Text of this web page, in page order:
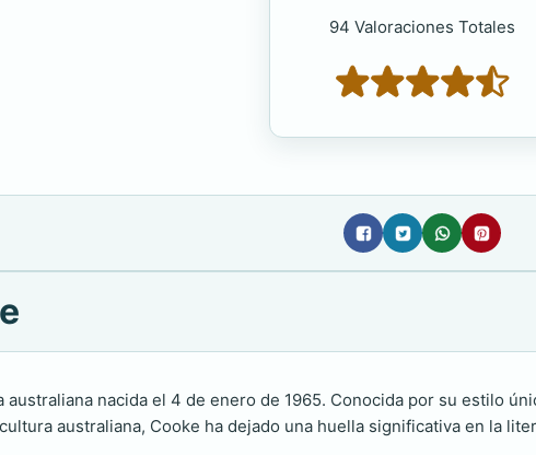
94 Valoraciones Totales
nacida el 4 de enero de 1965. Conocida por su estilo
australiana, Cooke ha dejado una huella significativa en la